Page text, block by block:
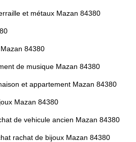
et métaux Mazan 84380
84380
de musique Mazan 84380
et appartement Mazan 84380
Mazan 84380
de vehicule ancien Mazan 84380
rachat de bijoux Mazan 84380